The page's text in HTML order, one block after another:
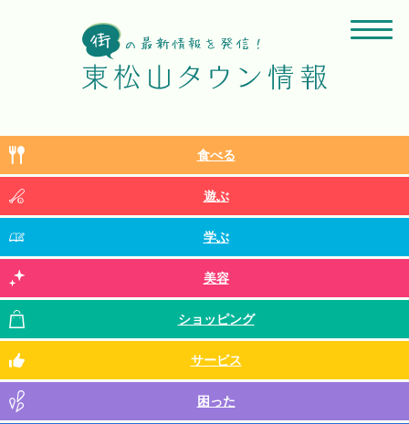
食べる
遊ぶ
学ぶ
美容
ショッピング
サービス
困った